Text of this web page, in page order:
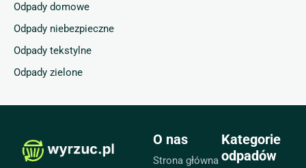
Odpady domowe
Odpady niebezpieczne
Odpady tekstylne
Odpady zielone
O nas
Strona główna
Kategorie
odpadów